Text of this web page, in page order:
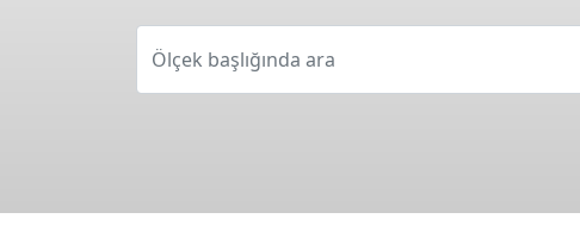
Ölçek başlığında ara